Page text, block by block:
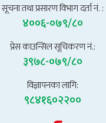
सूचना तथा प्रसारण विभाग दर्ता नं. :
४००६-०७९/८०
प्रेस काउन्सिल सूचिकरण नं.:
३९७८-०७९/८०
विज्ञापनका लागि:
९८४१६०२२००